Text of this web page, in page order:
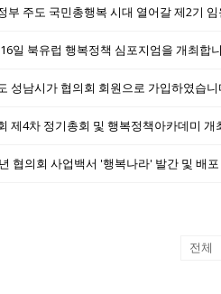
부 주도 국민총행복 시대 열어갈 제2기 임
일 북유럽 행복정책 심포지엄을 개최합
성남시가 협의회 회원으로 가입하였습니
제4차 정기총회 및 행복정책아카데미 개
협의회 사업백서 '행복나라' 발간 및 배포